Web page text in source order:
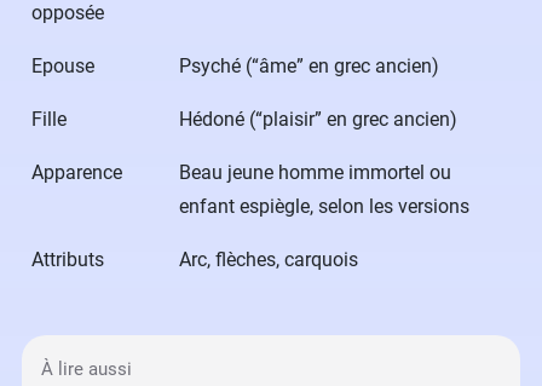
opposée
Epouse Psyché (“âme” en grec ancien)
Fille Hédoné (“plaisir” en grec ancien)
Apparence
Beau jeune homme immortel ou
enfant espiègle, selon les versions
Attributs Arc, flèches, carquois
À lire aussi